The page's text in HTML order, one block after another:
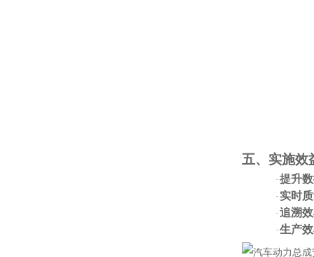
五、实施效
· 提升
· 实时
· 追溯
· 生产